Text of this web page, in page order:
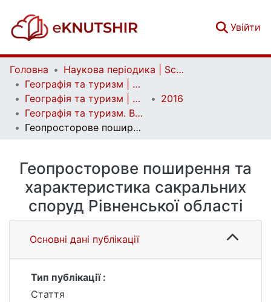
Увійти
Головна
Наукова періодика | Scientific periodicals
Географія та туризм | Geography and tourism
Географія та туризм | Geography and tourism
2016
Географія та туризм. Випуск 37
Геопросторове поширення та характеристика сакральних споруд Рівненської області
Геопросторове поширення та
характеристика сакральних
споруд Рівненської області
Основні дані публікації
Тип публікації :
Стаття